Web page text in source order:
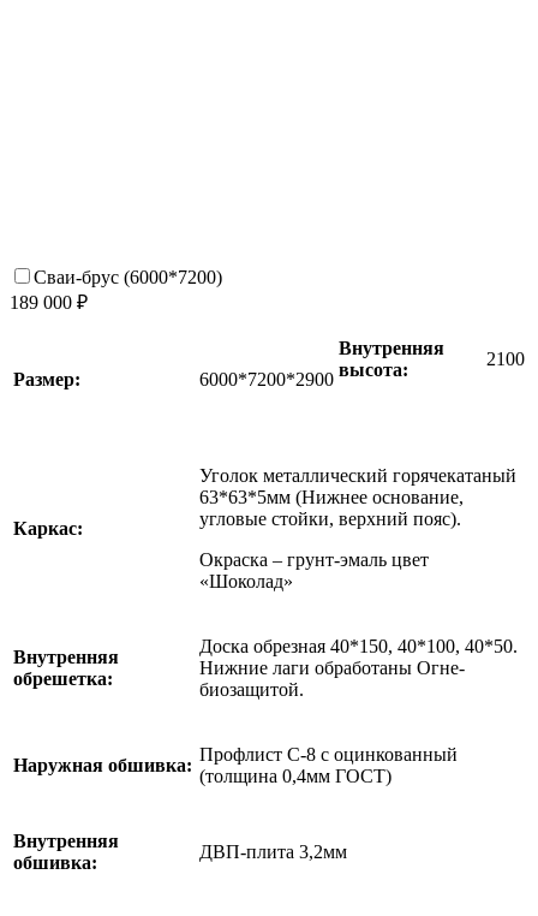
Сваи-брус (6000*7200)
189 000 ₽
Размер: 6000*7200*2900
Внутренняя
высота:
2100
Каркас:
Уголок металлический горячекатаный
63*63*5мм (Нижнее основание,
угловые стойки, верхний пояс).
Окраска – грунт-эмаль цвет
«Шоколад»
Внутренняя
обрешетка:
Доска обрезная 40*150, 40*100, 40*50.
Нижние лаги обработаны Огне-
биозащитой.
Наружная обшивка:
Профлист С-8 с оцинкованный
(толщина 0,4мм ГОСТ)
Внутренняя
обшивка:
ДВП-плита 3,2мм